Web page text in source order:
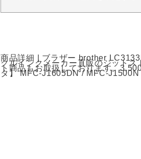
商品詳細 | ブラザー brother
クルインクメーカー直販のジット
ト商品もお取扱しております。
タ】 MFC-J1605DN / MFC-